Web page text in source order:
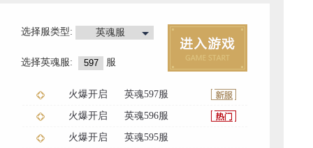
选择服类型: 英魂服
选择英魂服: 服
火爆开启 英魂597服
火爆开启 英魂596服
火爆开启 英魂595服